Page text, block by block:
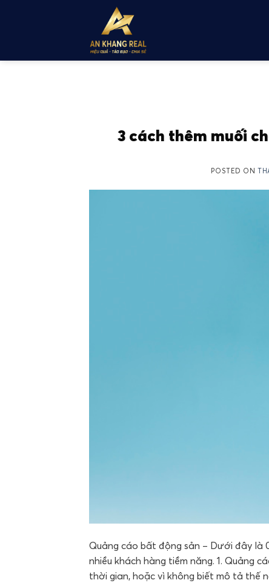
3 cách thêm muối
POSTED ON
Quảng cáo bất động sản – Dưới đây là
nhiều khách hàng tiềm năng. 1. Quảng
thời gian, hoặc vì không biết mô tả thế